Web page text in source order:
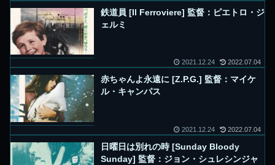
鉄道員 [Il Ferroviere] 監督：ピエトロ・ジ
ェルミ
2021.12.24 2022.07.04
赤ちゃんよ永遠に [Z.P.G.] 監督：マイケ
ル・キャンパス
2021.12.24 2022.07.04
日曜日は別れの時 [Sunday Bloody
Sunday] 監督：ジョン・シュレシンジャ